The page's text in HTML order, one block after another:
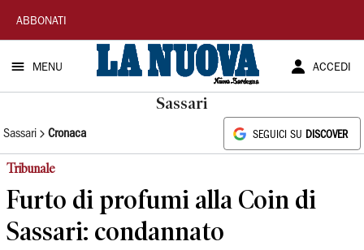
La
Nuova
Sardegna
ABBONATI
MENU ACCEDI
Sassari
Sassari Cronaca SEGUICI SU DISCOVER
Tribunale
Furto di profumi alla Coin di
Sassari: condannato